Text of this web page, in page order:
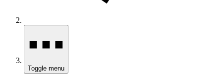
Toggle menu